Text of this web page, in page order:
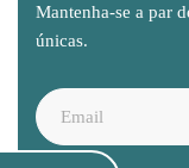
Mantenha-se a par
únicas.